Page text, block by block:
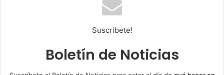
Suscríbete!
Boletín de Noticias